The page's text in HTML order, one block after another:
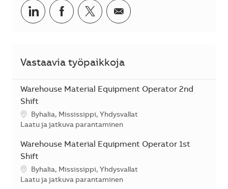
Jaa LinkedInissä
Jaa Facebookissa
Jaa Twitterissä
Jaa sähköpostilla
Vastaavia työpaikkoja
Warehouse Material Equipment Operator 2nd
Shift
SijaintiByhalia, Mississippi, Yhdysvallat
Kategoria
Laatu ja jatkuva parantaminen
Warehouse Material Equipment Operator 1st
Shift
SijaintiByhalia, Mississippi, Yhdysvallat
Kategoria
Laatu ja jatkuva parantaminen